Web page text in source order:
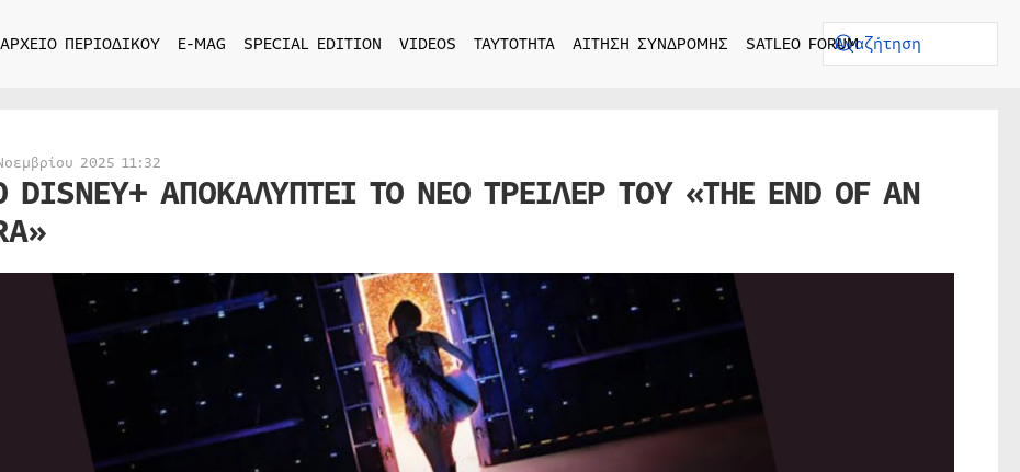
ΑΡΧΕΙΟ ΠΕΡΙΟΔΙΚΟΥ E-MAG SPECIAL EDITION VIDEOS ΤΑΥΤΟΤΗΤΑ ΑΙΤΗΣΗ ΣΥΝΔΡΟΜΗΣ SATLEO FORUM
2025 11:32
DISNEY+ ΑΠΟΚΑΛΥΠΤΕΙ ΤΟ ΝΕΟ ΤΡΕΙΛΕΡ TOY «THE END OF AN